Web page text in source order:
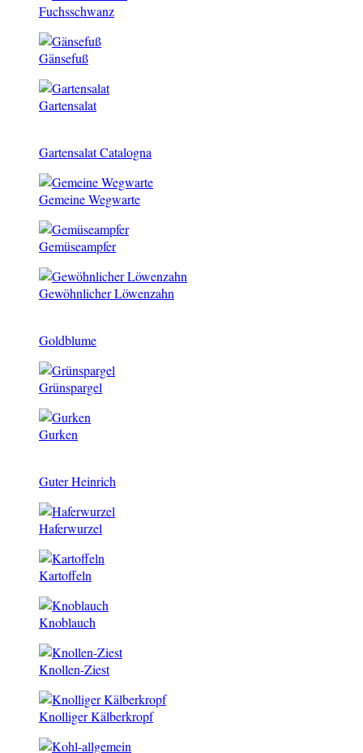
Fuchsschwanz
Gänsefuß
Gartensalat
Gartensalat Catalogna
Gemeine Wegwarte
Gemüseampfer
Gewöhnlicher Löwenzahn
Goldblume
Grünspargel
Gurken
Guter Heinrich
Haferwurzel
Kartoffeln
Knoblauch
Knollen-Ziest
Knolliger Kälberkropf